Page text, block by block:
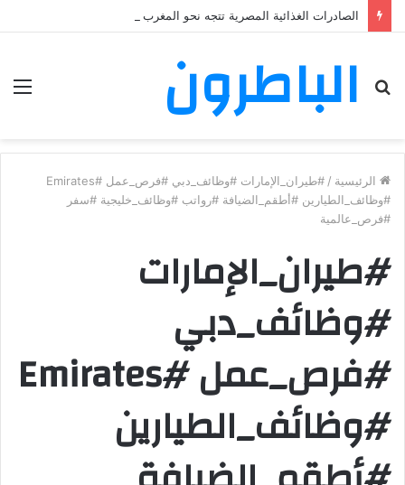
الصادرات الغذائية المصرية تتجه نحو المغرب في حملة توسع جديدة
الباطرون
الرئيسية /
#طيران_الإمارات #وظائف_دبي #فرص_عمل #Emirates
#وظائف_الطيارين #أطقم_الضيافة #رواتب #وظائف_خليجية #سفر
#فرص_عالمية
#طيران_الإمارات
#وظائف_دبي
#فرص_عمل #Emirates
#وظائف_الطيارين